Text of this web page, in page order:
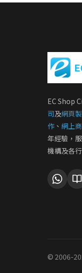
EC Shop
司及網頁
作 、 網上
年經驗，
機構及各
© 2006-